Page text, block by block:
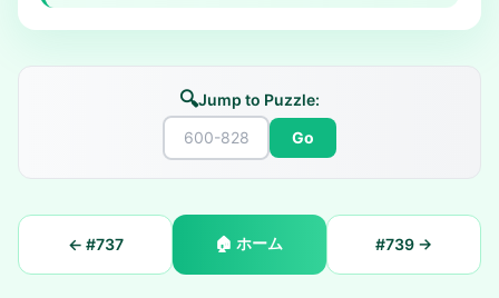
🔍Jump to Puzzle:
Go
← #737 🏠ホーム #739→